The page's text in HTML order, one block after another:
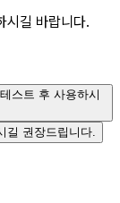
시길 바랍니다.
스트 후 사용하시
길 권장드립니다.